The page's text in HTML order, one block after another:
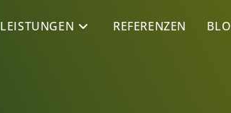
LEISTUNGEN REFERENZEN